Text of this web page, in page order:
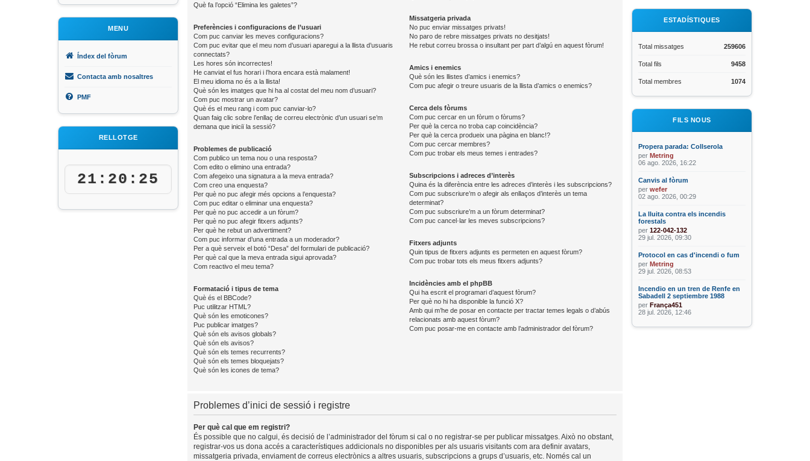
MENU
Índex del fòrum
Contacta amb nosaltres
PMF
RELLOTGE
21:20:25
Què fa l’opció “Elimina les galetes”?
Preferències i configuracions de l’usuari
Com puc canviar les meves configuracions?
Com puc evitar que el meu nom d’usuari aparegui a la llista d’usuaris
connectats?
Les hores són incorrectes!
He canviat el fus horari i l’hora encara està malament!
El meu idioma no és a la llista!
Què són les imatges que hi ha al costat del meu nom d’usuari?
Com puc mostrar un avatar?
Què és el meu rang i com puc canviar-lo?
Quan faig clic sobre l’enllaç de correu electrònic d’un usuari se’m
demana que iniciï la sessió?
Problemes de publicació
Com publico un tema nou o una resposta?
Com edito o elimino una entrada?
Com afegeixo una signatura a la meva entrada?
Com creo una enquesta?
Per què no puc afegir més opcions a l’enquesta?
Com puc editar o eliminar una enquesta?
Per què no puc accedir a un fòrum?
Per què no puc afegir fitxers adjunts?
Per què he rebut un advertiment?
Com puc informar d’una entrada a un moderador?
Per a què serveix el botó “Desa” del formulari de publicació?
Per què cal que la meva entrada sigui aprovada?
Com reactivo el meu tema?
Formatació i tipus de tema
Què és el BBCode?
Puc utilitzar HTML?
Què són les emoticones?
Puc publicar imatges?
Què són els avisos globals?
Què són els avisos?
Què són els temes recurrents?
Què són els temes bloquejats?
Què són les icones de tema?
Missatgeria privada
No puc enviar missatges privats!
No paro de rebre missatges privats no desitjats!
He rebut correu brossa o insultant per part d’algú en aquest fòrum!
Amics i enemics
Què són les llistes d’amics i enemics?
Com puc afegir o treure usuaris de la llista d’amics o enemics?
Cerca dels fòrums
Com puc cercar en un fòrum o fòrums?
Per què la cerca no troba cap coincidència?
Per què la cerca produeix una pàgina en blanc!?
Com puc cercar membres?
Com puc trobar els meus temes i entrades?
Subscripcions i adreces d’interès
Quina és la diferència entre les adreces d’interès i les subscripcions?
Com puc subscriure’m o afegir als enllaços d’interès un tema
determinat?
Com puc subscriure’m a un fòrum determinat?
Com puc cancel·lar les meves subscripcions?
Fitxers adjunts
Quin tipus de fitxers adjunts es permeten en aquest fòrum?
Com puc trobar tots els meus fitxers adjunts?
Incidències amb el phpBB
Qui ha escrit el programari d’aquest fòrum?
Per què no hi ha disponible la funció X?
Amb qui m’he de posar en contacte per tractar temes legals o d’abús
relacionats amb aquest fòrum?
Com puc posar-me en contacte amb l’administrador del fòrum?
Problemes d’inici de sessió i registre
Per què cal que em registri?
És possible que no calgui, és decisió de l’administrador del fòrum si cal o no registrar-se per publicar missatges. Això no obstant,
registrar-vos us dona accés a característiques addicionals no disponibles per als usuaris visitants com ara definir avatars,
missatgeria privada, enviament de correus electrònics a altres usuaris, subscripcions a grups d’usuaris, etc. Només cal un
ESTADÍSTIQUES
Total missatges 259606
Total fils 9458
Total membres 1074
FILS NOUS
Propera parada: Collserola
per Metring
06 ago. 2026, 16:22
Canvis al fòrum
per wefer
02 ago. 2026, 00:29
La lluita contra els incendis
forestals
per 122-042-132
29 jul. 2026, 09:30
Protocol en cas d'incendi o fum
per Metring
29 jul. 2026, 08:53
Incendio en un tren de Renfe en
Sabadell 2 septiembre 1988
per França451
28 jul. 2026, 12:46